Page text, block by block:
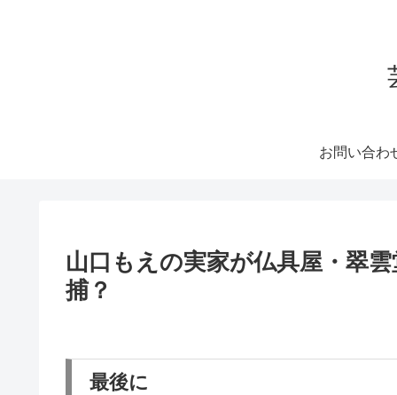
お問い合わ
山口もえの実家が仏具屋・翠
捕？
最後に